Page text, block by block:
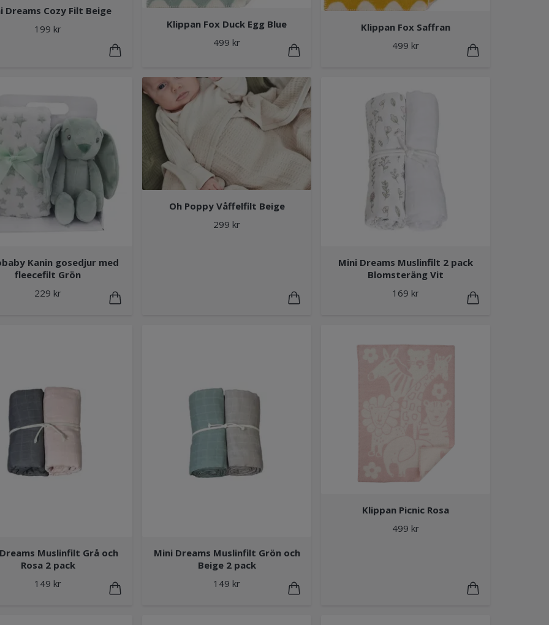
Dreams Cozy Filt Beige
199 kr
Klippan Fox Duck Egg Blue
499 kr
Klippan Fox Saffran
499 kr
Kanin gosedjur med
fleecefilt Grön
229 kr
Oh Poppy Våffelfilt Beige
299 kr
Mini Dreams Muslinfilt 2 pack
Blomsteräng Vit
169 kr
Muslinfilt Grå och
Rosa 2 pack
149 kr
Mini Dreams Muslinfilt Grön och
Beige 2 pack
149 kr
Klippan Picnic Rosa
499 kr